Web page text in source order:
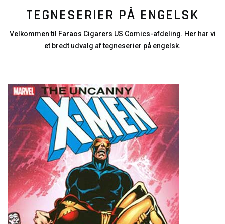
TEGNESERIER PÅ ENGELSK
Velkommen til Faraos Cigarers US Comics-afdeling. Her har vi
et bredt udvalg af tegneserier på engelsk.